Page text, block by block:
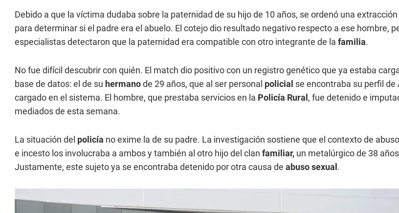
Debido a que la víctima dudaba sobre la paternidad de su hijo de 10 años, se ordenó una extracción
para determinar si el padre era el abuelo. El cotejo dio resultado negativo respecto a ese hombre,
especialistas detectaron que la paternidad era compatible con otro integrante de la familia.
No fue difícil descubrir con quién. El match dio positivo con un registro genético que ya estaba
base de datos: el de su hermanode 29 años, que al ser personal policial se encontraba su perfil de
cargado en el sistema. El hombre, que prestaba servicios en la Policía Rural , fue detenido e
mediados de esta semana.
La situación del policía no exime la de su padre. La investigación sostiene que el contexto de
e incesto los involucraba a ambos y también al otro hijo del clan familiar, un metalúrgico de 38
Justamente, este sujeto ya se encontraba detenido por otra causa de abuso sexual .